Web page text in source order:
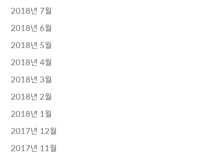
2018년 7월
2018년 6월
2018년 5월
2018년 4월
2018년 3월
2018년 2월
2018년 1월
2017년 12월
2017년 11월